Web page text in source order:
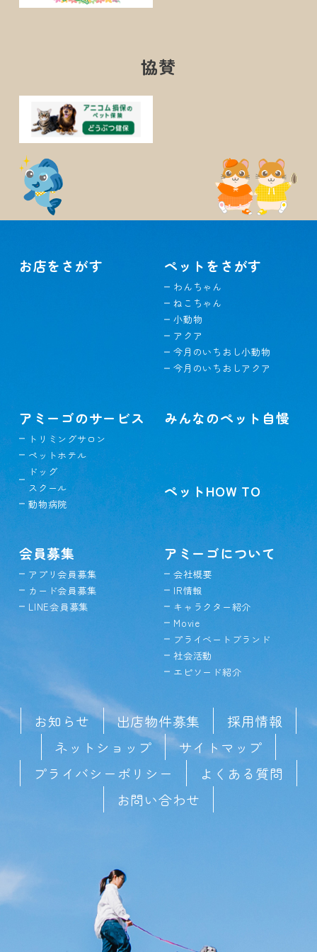
協賛
お店をさがす ペットをさがす
わんちゃん
ねこちゃん
小動物
アクア
今月のいちおし小動物
今月のいちおしアクア
アミーゴのサービス
トリミングサロン
ペットホテル
ドッグ
スクール
動物病院
みんなのペット自慢
ペットHOW TO
会員募集
アプリ会員募集
カード会員募集
LINE会員募集
アミーゴについて
会社概要
IR情報
キャラクター紹介
Movie
プライベートブランド
社会活動
エピソード紹介
お知らせ 出店物件募集
採用情報
ネットショップ
サイトマップ
プライバシーポリシー
よくある質問
お問い合わせ